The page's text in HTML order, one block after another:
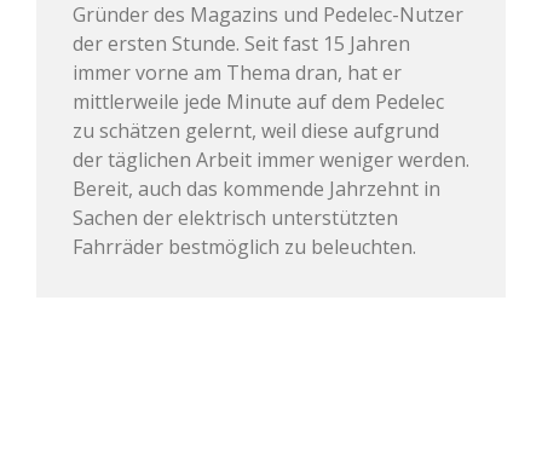
Gründer des Magazins und Pedelec-Nutzer
der ersten Stunde. Seit fast 15 Jahren
immer vorne am Thema dran, hat er
mittlerweile jede Minute auf dem Pedelec
zu schätzen gelernt, weil diese aufgrund
der täglichen Arbeit immer weniger werden.
Bereit, auch das kommende Jahrzehnt in
Sachen der elektrisch unterstützten
Fahrräder bestmöglich zu beleuchten.